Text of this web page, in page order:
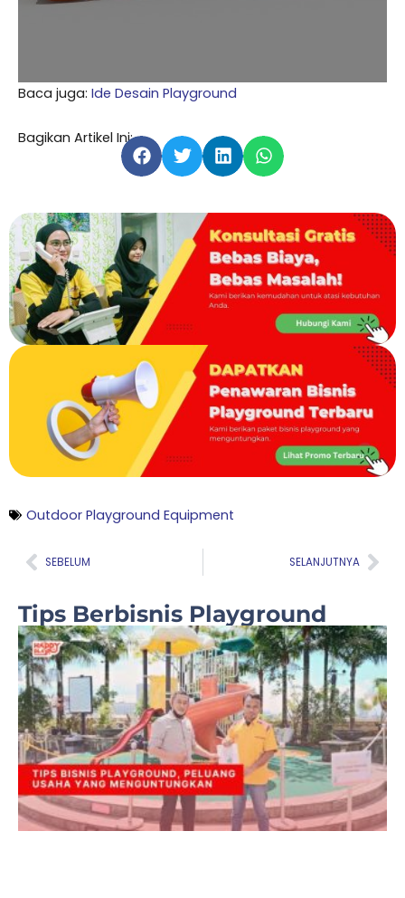
Baca juga: Ide Desain Playground
Bagikan Artikel Ini:
Outdoor Playground Equipment
Prev
SEBELUM SELANJUTNYA
Tips Berbisnis Playground